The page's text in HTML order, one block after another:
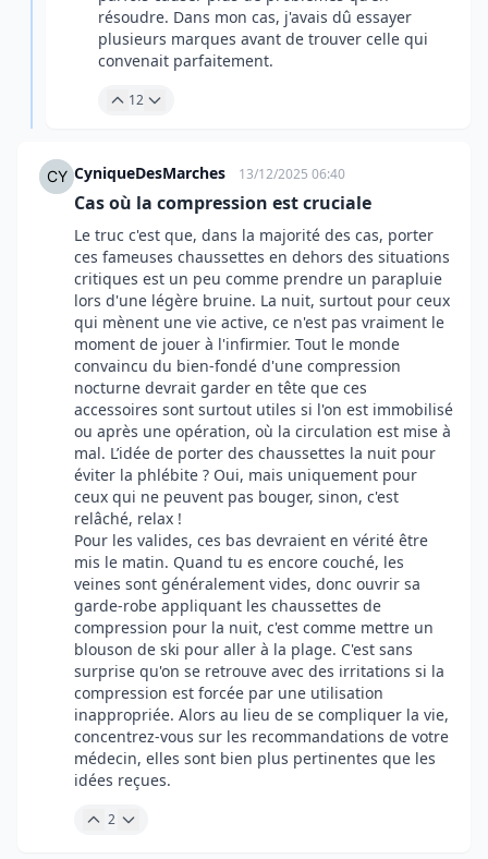
résoudre. Dans mon cas, j'avais dû essayer
plusieurs marques avant de trouver celle qui
convenait parfaitement.
12
CyniqueDesMarches 13/12/2025 06:40
Cas où la compression est cruciale
Le truc c'est que, dans la majorité des cas, porter
ces fameuses chaussettes en dehors des situations
critiques est un peu comme prendre un parapluie
lors d'une légère bruine. La nuit, surtout pour ceux
qui mènent une vie active, ce n'est pas vraiment le
moment de jouer à l'infirmier. Tout le monde
convaincu du bien-fondé d'une compression
nocturne devrait garder en tête que ces
accessoires sont surtout utiles si l'on est immobilisé
ou après une opération, où la circulation est mise à
mal. L’idée de porter des chaussettes la nuit pour
éviter la phlébite ? Oui, mais uniquement pour
ceux qui ne peuvent pas bouger, sinon, c'est
relâché, relax !
Pour les valides, ces bas devraient en vérité être
mis le matin. Quand tu es encore couché, les
veines sont généralement vides, donc ouvrir sa
garde-robe appliquant les chaussettes de
compression pour la nuit, c'est comme mettre un
blouson de ski pour aller à la plage. C'est sans
surprise qu'on se retrouve avec des irritations si la
compression est forcée par une utilisation
inappropriée. Alors au lieu de se compliquer la vie,
concentrez-vous sur les recommandations de votre
médecin, elles sont bien plus pertinentes que les
idées reçues.
2